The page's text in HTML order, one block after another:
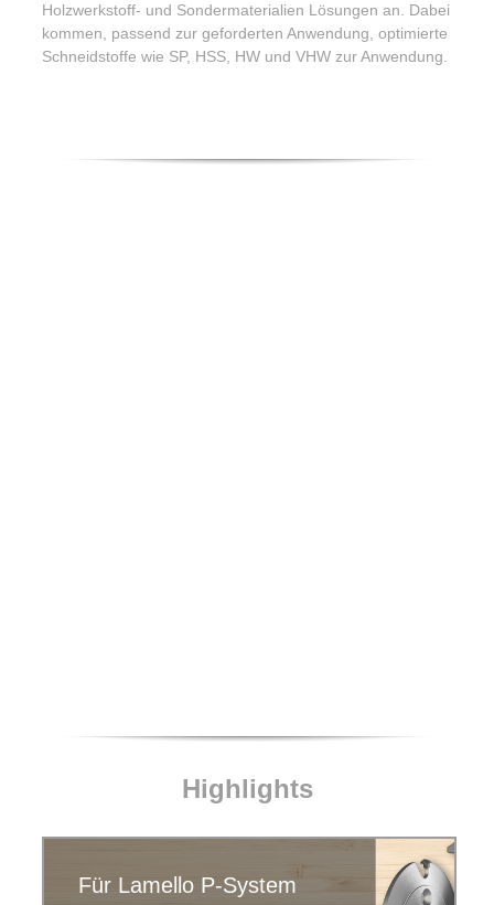
Holzwerkstoff- und Sondermaterialien Lösungen an. Dabei
kommen, passend zur geforderten Anwendung, optimierte
Schneidstoffe wie SP, HSS, HW und VHW zur Anwendung.
Highlights
Für Lamello P-System